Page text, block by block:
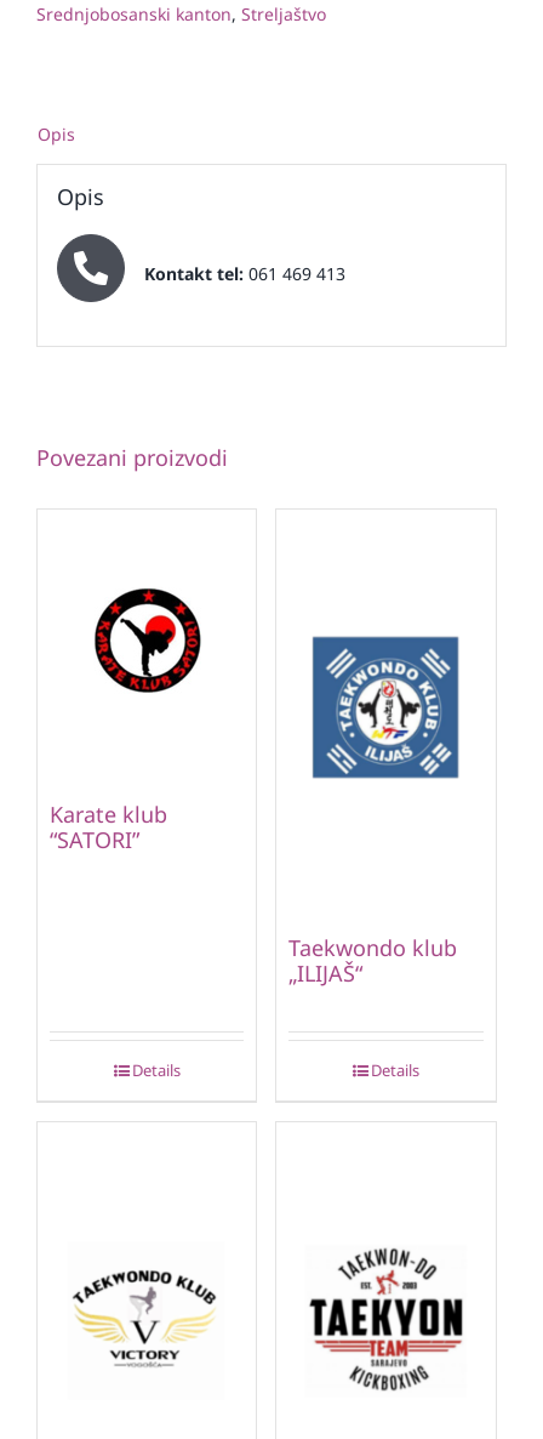
Srednjobosanski kanton, Streljaštvo
Opis
Opis
Kontakt tel:061 469 413
Povezani proizvodi
Karate klub
“SATORI”
Details
Taekwondo klub
„ILIJAŠ“
Details